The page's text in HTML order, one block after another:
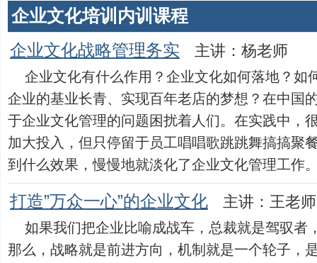
企业文化培训内训课程
企业文化战略管理务实 主讲：杨老师
企业文化有什么作用？企业文化如何落地？如
企业的基业长青、实现百年老店的梦想？在中国
于企业文化管理的问题困扰着人们。在实践中，
加大投入，但只停留于员工唱唱歌跳跳舞搞搞聚
到什么效果，慢慢地就淡化了企业文化管理工作
打造”万众一心”的企业文化 主讲：王老师
如果我们把企业比喻成战车，总裁就是驾驭者
那么，战略就是前进方向，机制就是一个轮子，